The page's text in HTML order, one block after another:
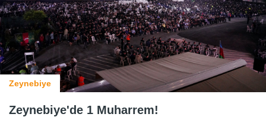
Zeynebiye
Zeynebiye'de 1 Muharrem!